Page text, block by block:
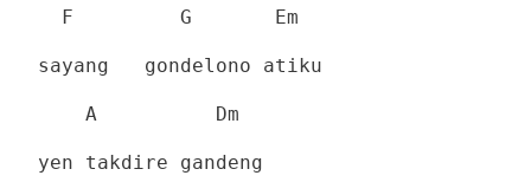
F G Em
sayang gondelono atiku
A Dm
yen takdire gandeng